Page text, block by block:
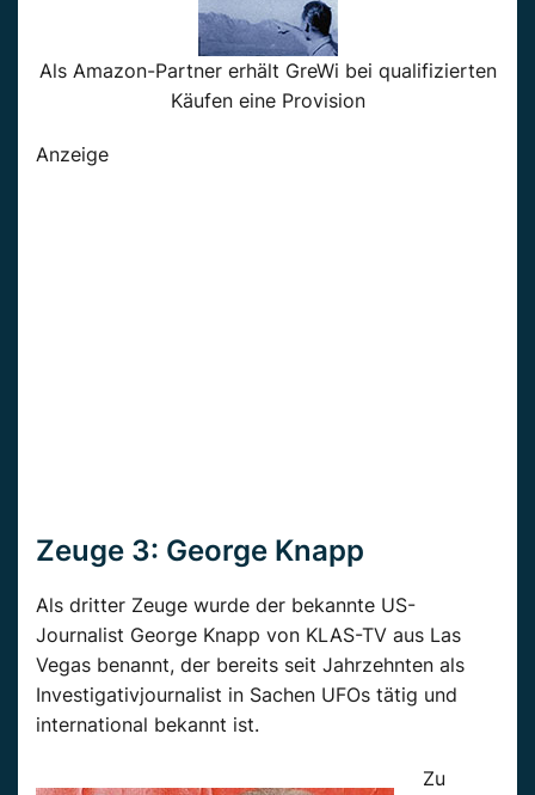
Als Amazon-Partner erhält GreWi bei qualifizierten
Käufen eine Provision
Anzeige
Zeuge 3: George Knapp
Als dritter Zeuge wurde der bekannte US-
Journalist George Knapp von KLAS-TV aus Las
Vegas benannt, der bereits seit Jahrzehnten als
Investigativjournalist in Sachen UFOs tätig und
international bekannt ist.
Zu